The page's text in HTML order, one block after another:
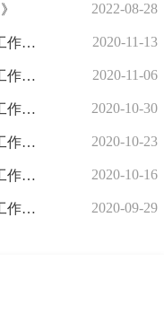
2022-08-28
条例学习 |《中国共产党机构编制工作条例》释义（三十） 2020-11-13
条例学习 |《中国共产党机构编制工作条例》释义（二十九） 2020-11-06
条例学习 |《中国共产党机构编制工作条例》释义（二十八） 2020-10-30
条例学习 |《中国共产党机构编制工作条例》释义（二十七） 2020-10-23
条例学习 |《中国共产党机构编制工作条例》释义（二十六） 2020-10-16
条例学习 |《中国共产党机构编制工作条例》释义（二十五） 2020-09-29